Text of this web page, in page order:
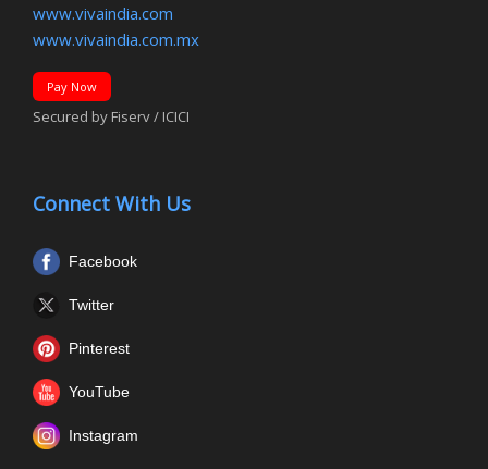
www.vivaindia.com
www.vivaindia.com.mx
Pay Now
Secured by Fiserv / ICICI
Connect With Us
Facebook
Twitter
Pinterest
YouTube
Instagram